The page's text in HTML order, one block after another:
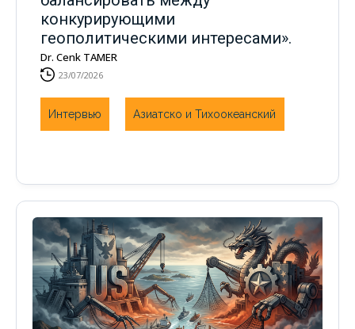
конкурирующими
геополитическими интересами».
Dr. Cenk TAMER
23/07/2026
Интервью Азиатско и Тихоокеанский